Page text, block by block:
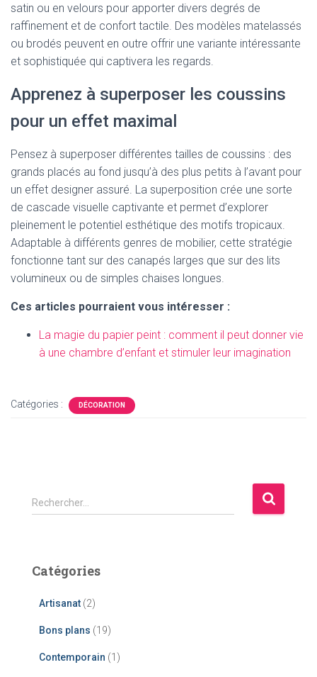
satin ou en velours pour apporter divers degrés de
raffinement et de confort tactile. Des modèles matelassés
ou brodés peuvent en outre offrir une variante intéressante
et sophistiquée qui captivera les regards.
Apprenez à superposer les coussins
pour un effet maximal
Pensez à superposer différentes tailles de coussins : des
grands placés au fond jusqu’à des plus petits à l’avant pour
un effet designer assuré. La superposition crée une sorte
de cascade visuelle captivante et permet d’explorer
pleinement le potentiel esthétique des motifs tropicaux.
Adaptable à différents genres de mobilier, cette stratégie
fonctionne tant sur des canapés larges que sur des lits
volumineux ou de simples chaises longues.
Ces articles pourraient vous intéresser :
La magie du papier peint : comment il peut donner vie
à une chambre d’enfant et stimuler leur imagination
Catégories : DÉCORATION
R
e
r
Rechercher…
Catégories
Artisanat (2)
Bons plans (19)
Contemporain (1)